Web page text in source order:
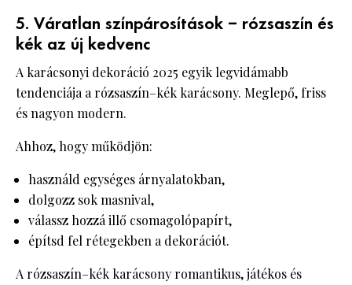
5. Váratlan színpárosítások – rózsaszín és
kék az új kedvenc
A karácsonyi dekoráció 2025 egyik legvidámabb
tendenciája a rózsaszín–kék karácsony. Meglepő, friss
és nagyon modern.
Ahhoz, hogy működjön:
használd egységes árnyalatokban,
dolgozz sok masnival,
válassz hozzá illő csomagolópapírt,
építsd fel rétegekben a dekorációt.
A rózsaszín–kék karácsony romantikus, játékos és